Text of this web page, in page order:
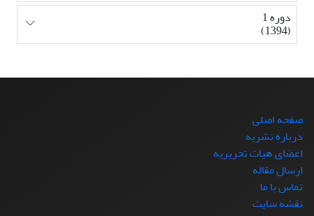
دوره 1
(1394)
صفحه اصلی
درباره نشریه
اعضای هیات تحریریه
ارسال مقاله
تماس با ما
نقشه سایت